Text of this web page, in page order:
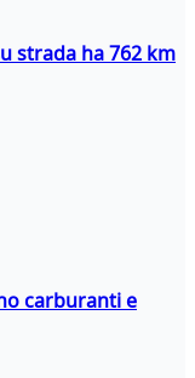
strada ha 762 km
carburanti e